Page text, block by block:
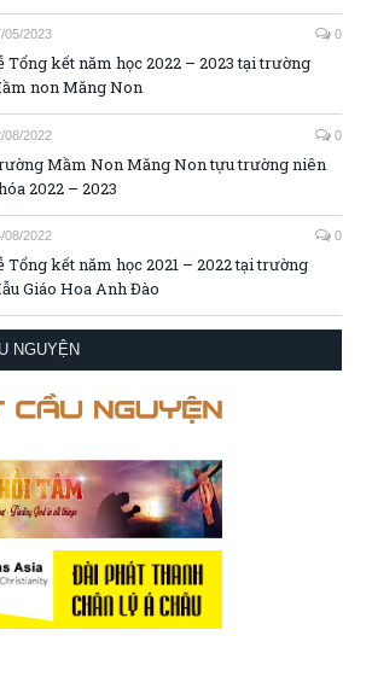
05/2023 0
Tổng kết năm học 2022 – 2023 tại trường
non Măng Non
08/2022 0
Mầm Non Măng Non tựu trường niên
2022 – 2023
08/2022 0
Tổng kết năm học 2021 – 2022 tại trường
Giáo Hoa Anh Đào
NGUYỆN